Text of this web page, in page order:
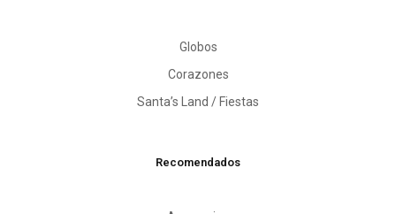
Globos
Corazones
Santa’s Land / Fiestas
Recomendados